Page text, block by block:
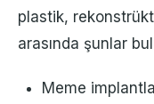
plastik,
arasında şunlar
Meme